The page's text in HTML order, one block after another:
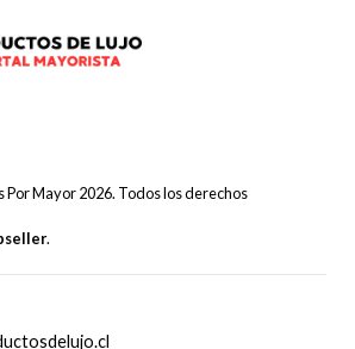
Mayor 2026. Todos los derechos
.